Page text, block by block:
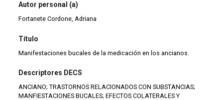
Autor personal (a)
Fortanete Cordone, Adriana
Título
Manifestaciones bucales de la medicación en los ancianos.
Descriptores DECS
ANCIANO; TRASTORNOS RELACIONADOS CON SUBSTANCIAS;
MANFIESTACIONES BUCALES; EFECTOS COLATERALES Y